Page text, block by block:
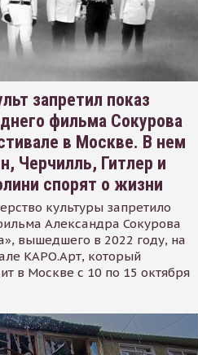
запретил показ
фильма Сокурова
в Москве. В нем
Черчилль, Гитлер и
спорят о жизни
культуры запретило
Александра Сокурова
вышедшего в 2022 году, на
КАРО.Арт, который
в Москве с 10 по 15 октября